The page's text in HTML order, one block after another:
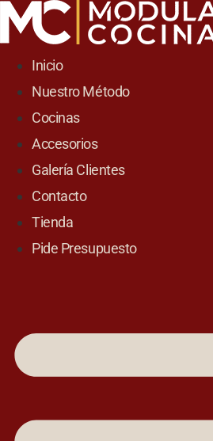
Skip
contentInicio
Nuestro Método
Cocinas
Accesorios
Galería Clientes
Contacto
Tienda
Pide Presupuesto